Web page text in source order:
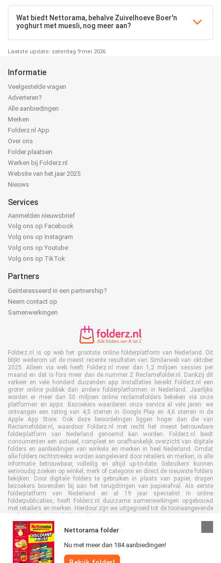
Wat biedt Nettorama, behalve Zuivelhoeve Boer'n
yoghurt met muesli, nog meer aan?
Laatste update: zaterdag 9 mei 2026
Nettorama folder
Nu met meer dan 184 aanbiedingen!
Informatie
Veelgestelde vragen
Adverteren?
Alle aanbiedingen
Merken
Folderz.nl App
Over ons
Folder plaatsen
Werken bij Folderz.nl
Website van het jaar 2025
Nieuws
Services
Aanmelden nieuwsbrief
Volg ons op Facebook
Volg ons op Instagram
Volg ons op Youtube
Volg ons op TikTok
Partners
Geïnteresseerd in een partnership?
Neem contact op
Samenwerkingen
Folderz.nl is op web het grootste online folderplatform van Nederland. Dit
blijkt wederom uit de meest recente resultaten van Similarweb van oktober
2025. Alleen via web heeft Folderz.nl meer dan 1,2 miljoen sessies per
maand en dat is fors meer dan de nummer 2 Reclamefolder.nl. Dankzij dit
verkeer en vele honderd duizenden app installaties bereikt Folderz.nl een
groter online publiek dan andere folderplatformen in Nederland. Jaarlijks
worden er meer dan 50 miljoen online reclamefolders bekeken via onze
platformen en apps. Bezoekers waarderen onze service al vele jaren: we
ontvangen een rating van 4,5 sterren in Google Play en 4,6 sterren in de
Apple App Store. Ook deze beoordelingen liggen hoger dan die van
Reclamefolder.nl, waardoor Folderz.nl met recht het meest betrouwbare
folderplatform van Nederland genoemd kan worden. Folderz.nl biedt
consumenten een actueel, compleet en onafhankelijk overzicht van digitale
folders en aanbiedingen van winkels en merken in heel Nederland. Omdat
alle folders rechtstreeks worden aangeleverd door retailers en merken, is alle
informatie betrouwbaar, volledig en altijd up-to-date. Gebruikers kunnen
eenvoudig zoeken op winkel, merk of categorie en direct de nieuwste folders
bekijken. Door digitale folders te gebruiken in plaats van papier, dragen
bezoekers bovendien bij aan het terugdringen van papierafval. Als eerste
folderplatform van Nederland en al 19 jaar specialist in online
folderpublicaties, heeft Folderz.nl duurzame samenwerkingen opgebouwd
met retailers en merken. Hierdoor zijn we uitgegroeid tot de toonaangevende